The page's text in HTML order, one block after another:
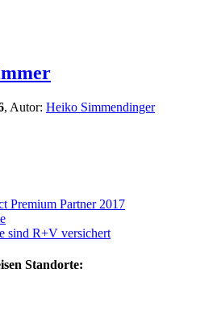
, Autor: Heiko Simmendinger
Standorte: